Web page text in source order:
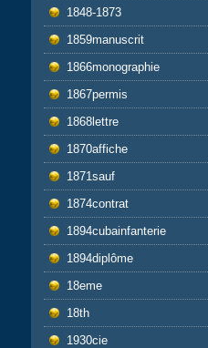
1848-1873
1859manuscrit
1866monographie
1867permis
1868lettre
1870affiche
1871sauf
1874contrat
1894cubainfanterie
1894diplôme
18eme
18th
1930cie